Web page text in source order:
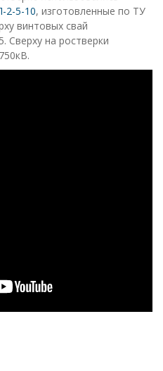
2-5-10, изготовленные по ТУ
винтовых свай
на ростверки
750кВ.